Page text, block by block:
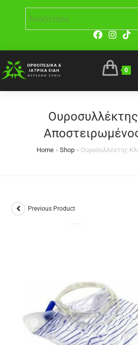
0
Home »Shop » Ουροσυλλέκτης
Previous Product